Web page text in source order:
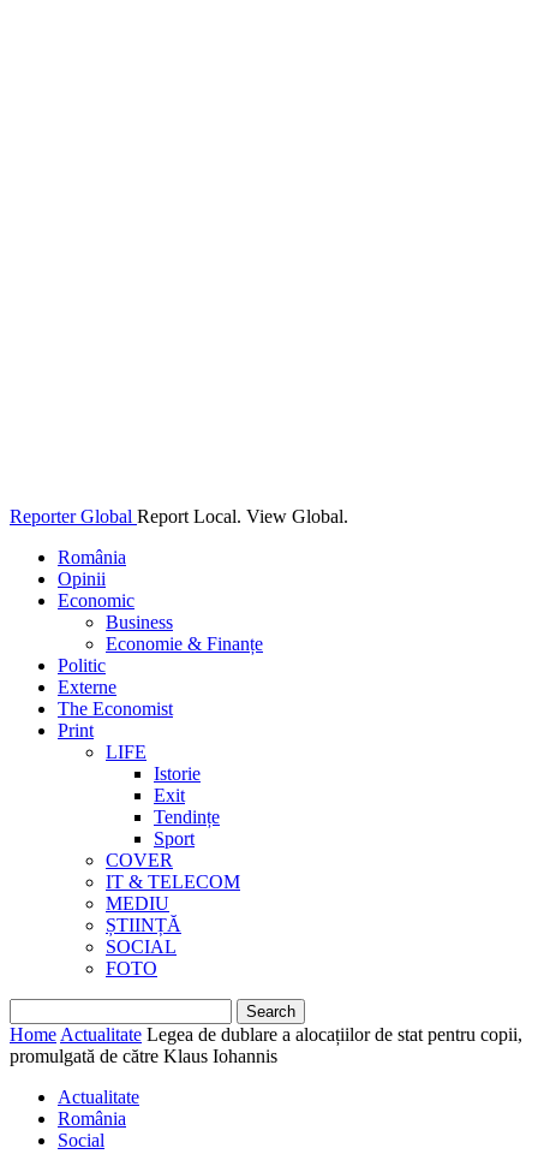
Reporter Global Report Local. View Global.
România
Opinii
Economic
Business
Economie & Finanțe
Politic
Externe
The Economist
Print
LIFE
Istorie
Exit
Tendințe
Sport
COVER
IT & TELECOM
MEDIU
ȘTIINȚĂ
SOCIAL
FOTO
Home Actualitate Legea de dublare a alocațiilor de stat pentru copii,
promulgată de către Klaus Iohannis
Actualitate
România
Social